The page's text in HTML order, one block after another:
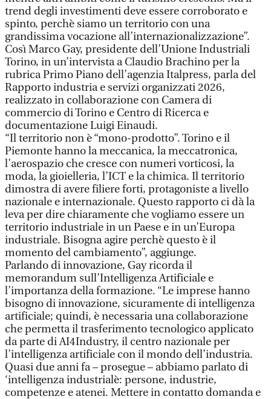
trend degli investimenti deve essere corroborato e
spinto, perchè siamo un territorio con una
grandissima vocazione all’internazionalizzazione”.
Così Marco Gay, presidente dell’Unione Industriali
Torino, in un’intervista a Claudio Brachino per la
rubrica Primo Piano dell’agenzia Italpress, parla del
Rapporto industria e servizi organizzati 2026,
realizzato in collaborazione con Camera di
commercio di Torino e Centro di Ricerca e
documentazione Luigi Einaudi.
“Il territorio non è “mono-prodotto”. Torino e il
Piemonte hanno la meccanica, la meccatronica,
l’aerospazio che cresce con numeri vorticosi, la
moda, la gioielleria, l’ICT e la chimica. Il territorio
dimostra di avere filiere forti, protagoniste a livello
nazionale e internazionale. Questo rapporto ci dà la
leva per dire chiaramente che vogliamo essere un
territorio industriale in un Paese e in un’Europa
industriale. Bisogna agire perchè questo è il
momento del cambiamento”, aggiunge.
Parlando di innovazione, Gay ricorda il
memorandum sull’Intelligenza Artificiale e
l’importanza della formazione. “Le imprese hanno
bisogno di innovazione, sicuramente di intelligenza
artificiale; quindi, è necessaria una collaborazione
che permetta il trasferimento tecnologico applicato
da parte di AI4Industry, il centro nazionale per
l’intelligenza artificiale con il mondo dell’industria.
Quasi due anni fa – prosegue – abbiamo parlato di
‘intelligenza industrialè: persone, industrie,
competenze e atenei. Mettere in contatto domanda e